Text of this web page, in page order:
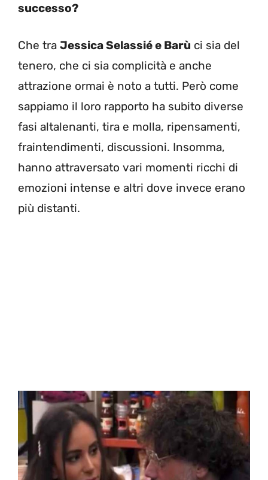
successo?
Che tra Jessica Selassié e Barù ci sia del
tenero, che ci sia complicità e anche
attrazione ormai è noto a tutti. Però come
sappiamo il loro rapporto ha subito diverse
fasi altalenanti, tira e molla, ripensamenti,
fraintendimenti, discussioni. Insomma,
hanno attraversato vari momenti ricchi di
emozioni intense e altri dove invece erano
più distanti.